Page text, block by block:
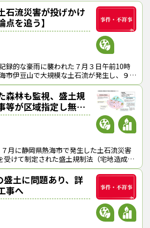
この記事をシェアする
石流災害が投げかけ
を追う】
録的な豪雨に襲われた７月３日午前10時
市伊豆山で大規模な土石流が発生し、９名
な被害が発生した（７月15日時点）。 土
られ
森林も監視、盛土規
が区域指定し無許
も
月に静岡県熱海市で発生した土石流災害
受けて制定された盛土規制法（宅地造成及
、第657・672号参照）が５月26日に施行
森土に問題あり、詳
事へ